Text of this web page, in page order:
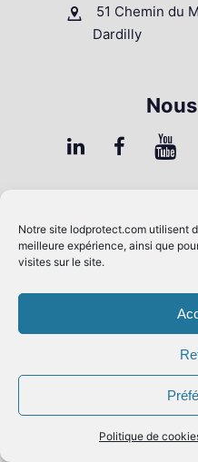
Notre site lodprotect.com utilisent
meilleure expérience, ainsi que
visites sur le site.
Politique de
51 Chemin du
Dardilly
Copyright 2021 LOD'AIR